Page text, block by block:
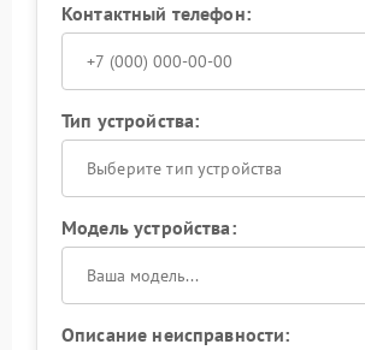
Контактный телефон:
Тип устройства:
Выберите тип устройства
Модель устройства:
Описание неисправности: